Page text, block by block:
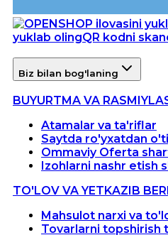
yuklab olingQR kodni
Biz bilan bog'laning
BUYURTMA VA
Atamalar va ta'riflar
Saytda ro'yxatdan
Ommaviy Oferta
Izohlarni nashr etish
TO'LOV VA YETKAZIB
Mahsulot narxi va
Tovarlarni topshirish